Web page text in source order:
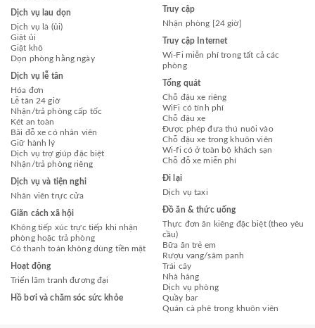
Dịch vụ lau dọn
Dịch vụ là (ủi)
Giặt ủi
Giặt khô
Dọn phòng hằng ngày
Dịch vụ lễ tân
Hóa đơn
Lễ tân 24 giờ
Nhận/trả phòng cấp tốc
Két an toàn
Bãi đỗ xe có nhân viên
Giữ hành lý
Dịch vụ trợ giúp đặc biệt
Nhận/trả phòng riêng
Dịch vụ và tiện nghi
Nhân viên trực cửa
Giãn cách xã hội
Không tiếp xúc trực tiếp khi nhận
phòng hoặc trả phòng
Có thanh toán không dùng tiền mặt
Hoạt động
Triển lãm tranh đương đại
Hồ bơi và chăm sóc sức khỏe
Truy cập
Nhận phòng [24 giờ]
Truy cập Internet
Wi-Fi miễn phí trong tất cả các
phòng
Tổng quát
Chỗ đậu xe riêng
WiFi có tính phí
Chỗ đậu xe
Được phép đưa thú nuôi vào
Chỗ đậu xe trong khuôn viên
Wi-fi có ở toàn bộ khách sạn
Chỗ đỗ xe miễn phí
Đi lại
Dịch vụ taxi
Đồ ăn & thức uống
Thực đơn ăn kiêng đặc biệt (theo yêu
cầu)
Bữa ăn trẻ em
Rượu vang/sâm panh
Trái cây
Nhà hàng
Dịch vụ phòng
Quầy bar
Quán cà phê trong khuôn viên